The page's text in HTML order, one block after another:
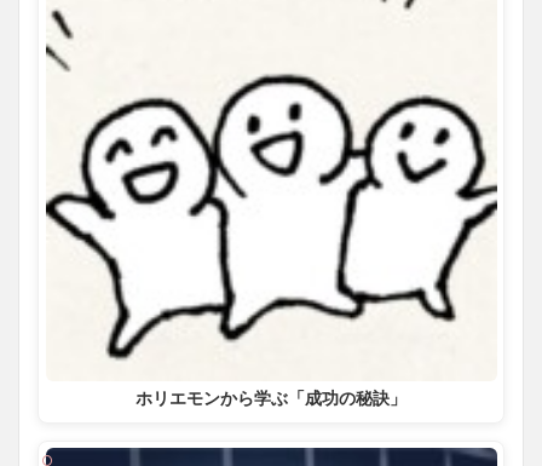
ホリエモンから学ぶ「成功の秘訣」